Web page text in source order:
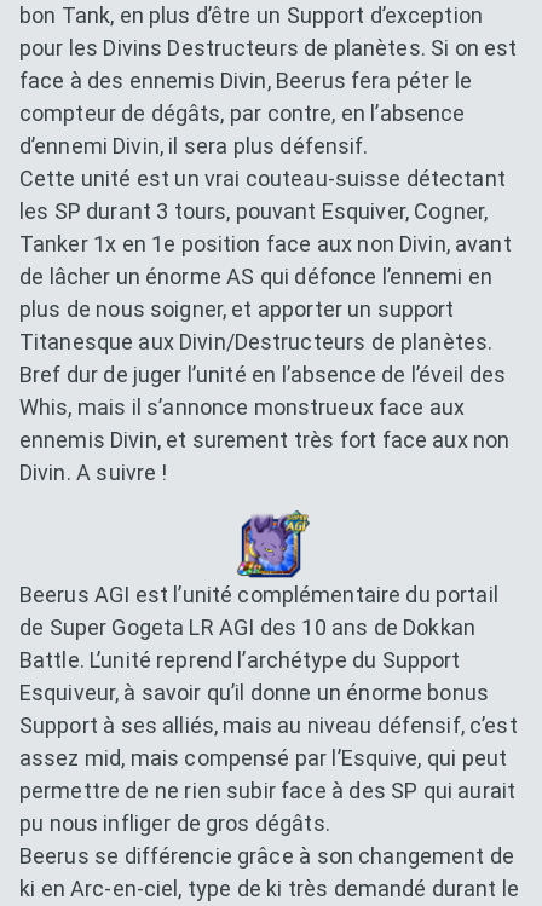
bon Tank, en plus d’être un Support d’exception
pour les Divins Destructeurs de planètes. Si on est
face à des ennemis Divin, Beerus fera péter le
compteur de dégâts, par contre, en l’absence
d’ennemi Divin, il sera plus défensif.
Cette unité est un vrai couteau-suisse détectant
les SP durant 3 tours, pouvant Esquiver, Cogner,
Tanker 1x en 1e position face aux non Divin, avant
de lâcher un énorme AS qui défonce l’ennemi en
plus de nous soigner, et apporter un support
Titanesque aux Divin/Destructeurs de planètes.
Bref dur de juger l’unité en l’absence de l’éveil des
Whis, mais il s’annonce monstrueux face aux
ennemis Divin, et surement très fort face aux non
Divin. A suivre !
Beerus AGI est l’unité complémentaire du portail
de Super Gogeta LR AGI des 10 ans de Dokkan
Battle. L’unité reprend l’archétype du Support
Esquiveur, à savoir qu’il donne un énorme bonus
Support à ses alliés, mais au niveau défensif, c’est
assez mid, mais compensé par l’Esquive, qui peut
permettre de ne rien subir face à des SP qui aurait
pu nous infliger de gros dégâts.
Beerus se différencie grâce à son changement de
ki en Arc-en-ciel, type de ki très demandé durant le